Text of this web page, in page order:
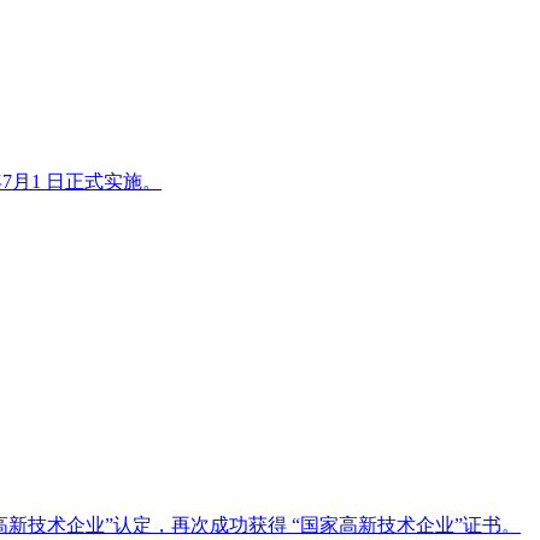
1 日正式实施。
技术企业”认定，再次成功获得 “国家高新技术企业”证书。